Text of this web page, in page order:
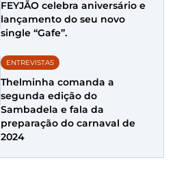
FEYJÃO celebra aniversário e
lançamento do seu novo
single “Gafe”.
ENTREVISTAS
Thelminha comanda a
segunda edição do
Sambadela e fala da
preparação do carnaval de
2024